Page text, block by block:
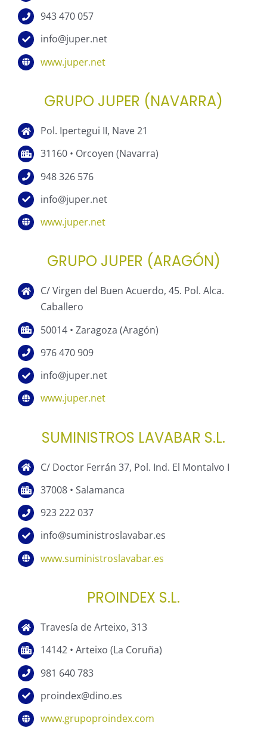
943 470 057
info@juper.net
www.juper.net
GRUPO JUPER (NAVARRA)
Pol. Ipertegui II, Nave 21
31160 • Orcoyen (Navarra)
948 326 576
info@juper.net
www.juper.net
GRUPO JUPER (ARAGÓN)
C/ Virgen del Buen Acuerdo, 45. Pol. Alca.
Caballero
50014 • Zaragoza (Aragón)
976 470 909
info@juper.net
www.juper.net
SUMINISTROS LAVABAR S.L.
C/ Doctor Ferrán 37, Pol. Ind. El Montalvo I
37008 • Salamanca
923 222 037
info@suministroslavabar.es
www.suministroslavabar.es
PROINDEX S.L.
Travesía de Arteixo, 313
14142 • Arteixo (La Coruña)
981 640 783
proindex@dino.es
www.grupoproindex.com